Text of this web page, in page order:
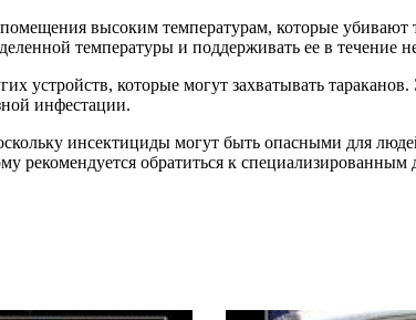
высоким температурам, которые
температуры и поддерживать ее в течение
которые могут захватывать
инфестации.
инсектициды могут быть опасными для
рекомендуется обратиться к